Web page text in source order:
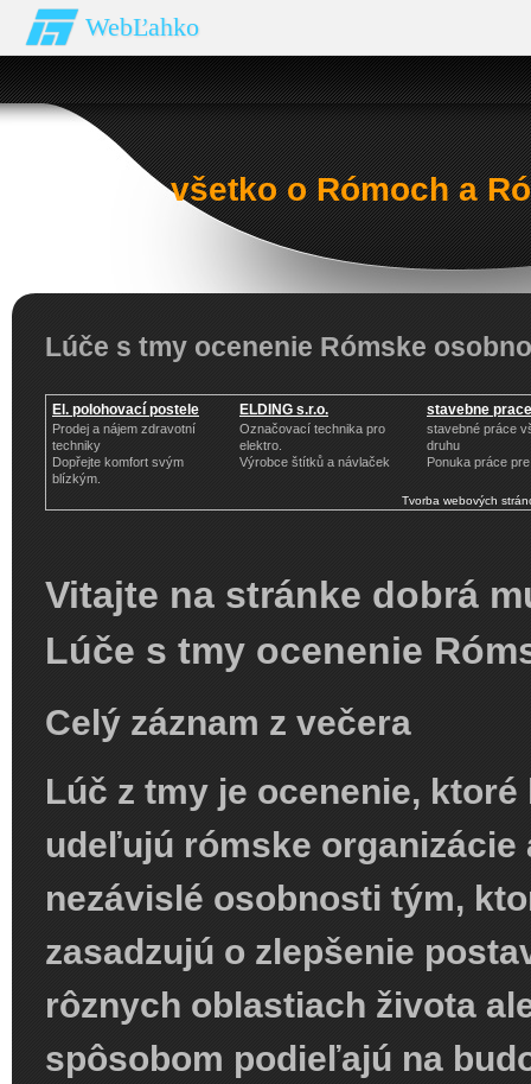
WebĽahko
všetko o Rómoch a
Lúče s tmy ocenenie Rómske
El. polohovací postele
Prodej a nájem zdravotní
techniky
Dopřejte komfort svým
blízkým.
ELDING s.r.o.
Označovací technika pro
elektro.
Výrobce štítků a návlaček
stavebne
stavebné práce
druhu
Ponuka práce
Tvorba webových
Vitajte na stránke dobrá
Lúče s tmy ocenenie
Celý záznam z večera
Lúč z tmy je ocenenie, ktoré
udeľujú rómske organizácie
nezávislé osobnosti tým,
zasadzujú o zlepšenie
rôznych oblastiach života
spôsobom podieľajú na